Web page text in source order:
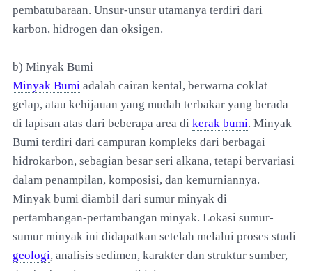
pembatubaraan. Unsur-unsur utamanya terdiri dari
karbon, hidrogen dan oksigen.
b) Minyak Bumi
Minyak Bumi adalah cairan kental, berwarna coklat
gelap, atau kehijauan yang mudah terbakar yang berada
di lapisan atas dari beberapa area di kerak bumi. Minyak
Bumi terdiri dari campuran kompleks dari berbagai
hidrokarbon, sebagian besar seri alkana, tetapi bervariasi
dalam penampilan, komposisi, dan kemurniannya.
Minyak bumi diambil dari sumur minyak di
pertambangan-pertambangan minyak. Lokasi sumur-
sumur minyak ini didapatkan setelah melalui proses studi
geologi, analisis sedimen, karakter dan struktur sumber,